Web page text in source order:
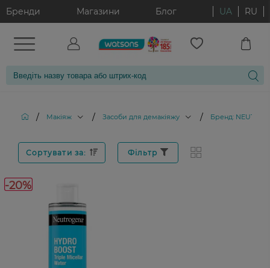
Бренди Магазини Блог UA RU
/ Макіяж / Засоби для демакіяжу / Бренд:
Сортувати за: Фільтр
-20%